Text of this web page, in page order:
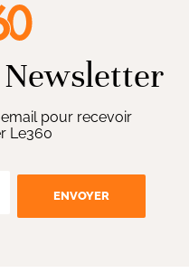
pour recevoir
Le360
ENVOYER